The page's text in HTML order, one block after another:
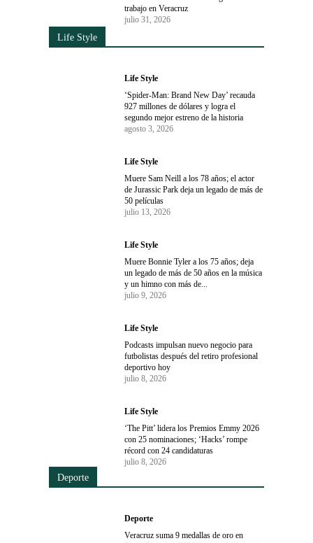
trabajo en Veracruz
julio 31, 2026
Life Style
Life Style
‘Spider-Man: Brand New Day’ recauda
927 millones de dólares y logra el
segundo mejor estreno de la historia
agosto 3, 2026
Life Style
Muere Sam Neill a los 78 años; el actor
de Jurassic Park deja un legado de más de
50 películas
julio 13, 2026
Life Style
Muere Bonnie Tyler a los 75 años; deja
un legado de más de 50 años en la música
y un himno con más de...
julio 9, 2026
Life Style
Podcasts impulsan nuevo negocio para
futbolistas después del retiro profesional
deportivo hoy
julio 8, 2026
Life Style
‘The Pitt’ lidera los Premios Emmy 2026
con 25 nominaciones; ‘Hacks’ rompe
récord con 24 candidaturas
julio 8, 2026
Deporte
Deporte
Veracruz suma 9 medallas de oro en